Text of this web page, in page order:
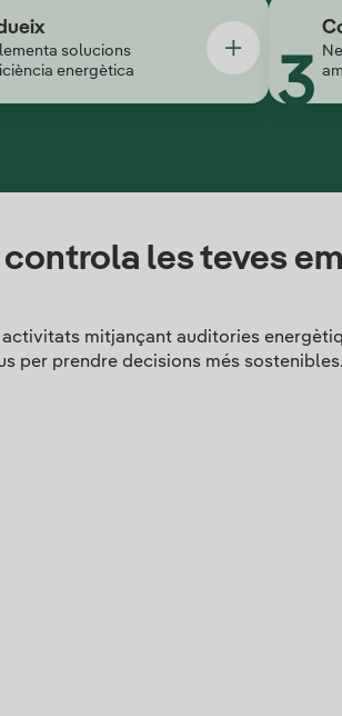
solucions
energètica
les teves
mitjançant auditories
per prendre decisions més sostenibles.